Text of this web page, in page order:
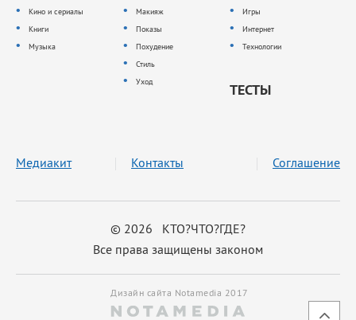
Кино и сериалы
Книги
Музыка
Макияж
Показы
Похудение
Стиль
Уход
Игры
Интернет
Технологии
ТЕСТЫ
© 2026 КТО?ЧТО?ГДЕ?
Все права защищены законом
Медиакит Контакты Соглашение
Дизайн сайта Notamedia 2017